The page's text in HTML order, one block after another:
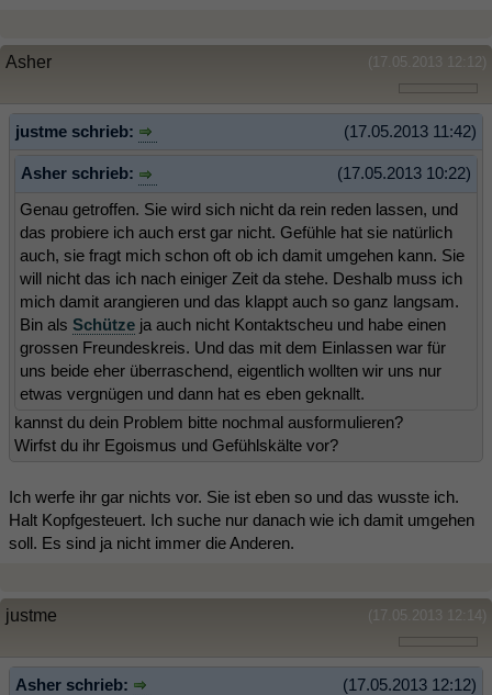
(17.05.2013 12:12)
Asher
(17.05.2013 11:42)
justme schrieb:
(17.05.2013 10:22)
Asher schrieb:
Genau getroffen. Sie wird sich nicht da rein reden lassen, und
das probiere ich auch erst gar nicht. Gefühle hat sie natürlich
auch, sie fragt mich schon oft ob ich damit umgehen kann. Sie
will nicht das ich nach einiger Zeit da stehe. Deshalb muss ich
mich damit arangieren und das klappt auch so ganz langsam.
Bin als Schütze ja auch nicht Kontaktscheu und habe einen
grossen Freundeskreis. Und das mit dem Einlassen war für
uns beide eher überraschend, eigentlich wollten wir uns nur
etwas vergnügen und dann hat es eben geknallt.
kannst du dein Problem bitte nochmal ausformulieren?
Wirfst du ihr Egoismus und Gefühlskälte vor?
Ich werfe ihr gar nichts vor. Sie ist eben so und das wusste ich.
Halt Kopfgesteuert. Ich suche nur danach wie ich damit umgehen
soll. Es sind ja nicht immer die Anderen.
(17.05.2013 12:14)
justme
(17.05.2013 12:12)
Asher schrieb: